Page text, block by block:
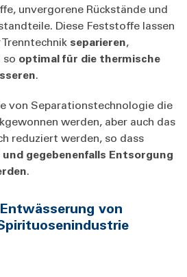
unvergorene Rückstände und
Diese Feststoffe lassen
separieren,
so optimal für die thermische
.
von Separationstechnologie die
werden, aber auch das
reduziert werden, so dass
gegebenenfalls Entsorgung
.
von